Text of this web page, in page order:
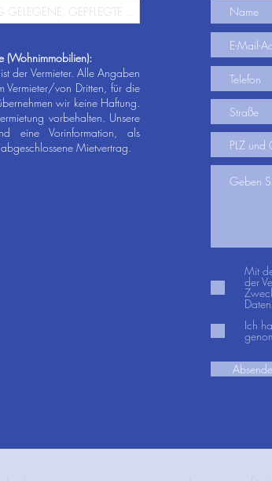
(Wohnimmobilien):
der Vermieter. Alle Angaben
Vermieter/von Dritten, für die
wir keine Haftung.
vorbehalten. Unsere
eine Vorinformation, als
Mietvertrag.
Mit
der
Ich